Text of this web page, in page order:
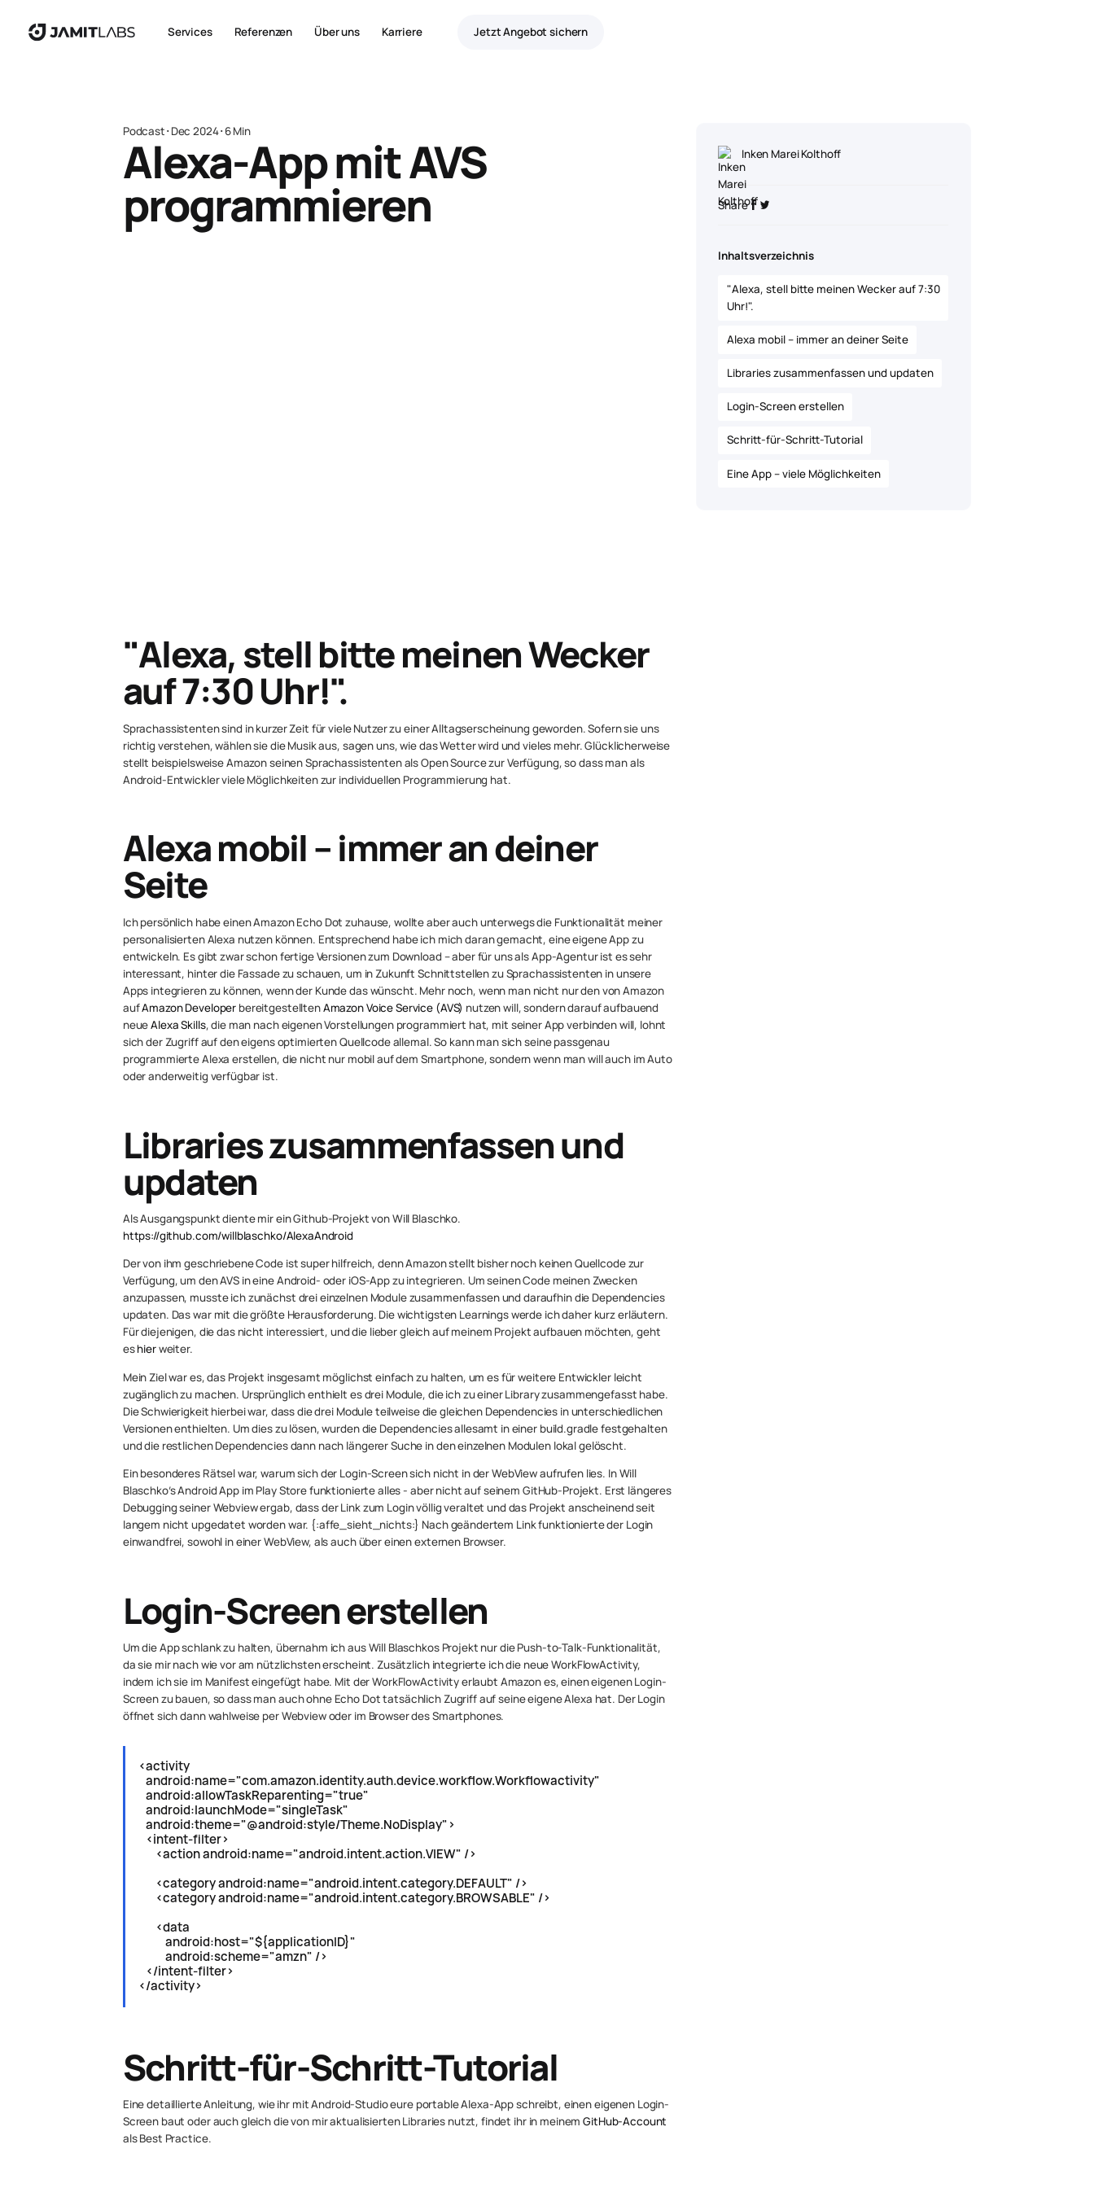
Services Referenzen Über uns Karriere Jetzt Angebot sichern
Podcast･Dec 2024･6 Min
Alexa-App mit AVS
programmieren
"Alexa, stell bitte meinen Wecker
auf 7:30 Uhr!".
Sprachassistenten sind in kurzer Zeit für viele Nutzer zu einer Alltagserscheinung geworden. Sofern sie uns
richtig verstehen, wählen sie die Musik aus, sagen uns, wie das Wetter wird und vieles mehr. Glücklicherweise
stellt beispielsweise Amazon seinen Sprachassistenten als Open Source zur Verfügung, so dass man als
Android-Entwickler viele Möglichkeiten zur individuellen Programmierung hat.
Alexa mobil – immer an deiner
Seite
Ich persönlich habe einen Amazon Echo Dot zuhause, wollte aber auch unterwegs die Funktionalität meiner
personalisierten Alexa nutzen können. Entsprechend habe ich mich daran gemacht, eine eigene App zu
entwickeln. Es gibt zwar schon fertige Versionen zum Download – aber für uns als App-Agentur ist es sehr
interessant, hinter die Fassade zu schauen, um in Zukunft Schnittstellen zu Sprachassistenten in unsere
Apps integrieren zu können, wenn der Kunde das wünscht. Mehr noch, wenn man nicht nur den von Amazon
aufAmazon Developer bereitgestelltenAmazon Voice Service (AVS) nutzen will, sondern darauf aufbauend
neueAlexa Skills, die man nach eigenen Vorstellungen programmiert hat, mit seiner App verbinden will, lohnt
sich der Zugriff auf den eigens optimierten Quellcode allemal. So kann man sich seine passgenau
programmierte Alexa erstellen, die nicht nur mobil auf dem Smartphone, sondern wenn man will auch im Auto
oder anderweitig verfügbar ist.
Libraries zusammenfassen und
updaten
Als Ausgangspunkt diente mir ein Github-Projekt von Will Blaschko.
https://github.com/willblaschko/AlexaAndroid
Der von ihm geschriebene Code ist super hilfreich, denn Amazon stellt bisher noch keinen Quellcode zur
Verfügung, um den AVS in eine Android- oder iOS-App zu integrieren. Um seinen Code meinen Zwecken
anzupassen, musste ich zunächst drei einzelnen Module zusammenfassen und daraufhin die Dependencies
updaten. Das war mit die größte Herausforderung. Die wichtigsten Learnings werde ich daher kurz erläutern.
Für diejenigen, die das nicht interessiert, und die lieber gleich auf meinem Projekt aufbauen möchten, geht
eshierweiter.
Mein Ziel war es, das Projekt insgesamt möglichst einfach zu halten, um es für weitere Entwickler leicht
zugänglich zu machen. Ursprünglich enthielt es drei Module, die ich zu einer Library zusammengefasst habe.
Die Schwierigkeit hierbei war, dass die drei Module teilweise die gleichen Dependencies in unterschiedlichen
Versionen enthielten. Um dies zu lösen, wurden die Dependencies allesamt in einer build.gradle festgehalten
und die restlichen Dependencies dann nach längerer Suche in den einzelnen Modulen lokal gelöscht.
Ein besonderes Rätsel war, warum sich der Login-Screen sich nicht in der WebView aufrufen lies. In Will
Blaschko’s Android App im Play Store funktionierte alles - aber nicht auf seinem GitHub-Projekt. Erst längeres
Debugging seiner Webview ergab, dass der Link zum Login völlig veraltet und das Projekt anscheinend seit
langem nicht upgedatet worden war. {:affe_sieht_nichts:} Nach geändertem Link funktionierte der Login
einwandfrei, sowohl in einer WebView, als auch über einen externen Browser.
Login-Screen erstellen
Um die App schlank zu halten, übernahm ich aus Will Blaschkos Projekt nur die Push-to-Talk-Funktionalität,
da sie mir nach wie voram nützlichstenerscheint. Zusätzlich integrierte ich die neue WorkFlowActivity,
indem ich sie im Manifest eingefügt habe. Mit der WorkFlowActivity erlaubt Amazon es, einen eigenen Login-
Screen zu bauen, so dass man auch ohne Echo Dot tatsächlich Zugriff auf seine eigene Alexa hat. Der Login
öffnet sich dann wahlweise per Webview oder im Browser des Smartphones.
<activity
android:name="com.amazon.identity.auth.device.workflow.Workflowactivity"
android:allowTaskReparenting="true"
android:launchMode="singleTask"
android:theme="@android:style/Theme.NoDisplay">
<intent-filter>
<action android:name="android.intent.action.VIEW" />
<category android:name="android.intent.category.DEFAULT" />
<category android:name="android.intent.category.BROWSABLE" />
<data
android:host="${applicationID}"
android:scheme="amzn" />
</intent-filter>
</activity>
Schritt-für-Schritt-Tutorial
Eine detaillierte Anleitung, wie ihr mit Android-Studio eure portable Alexa-App schreibt, einen eigenen Login-
Screen baut oder auch gleich die von mir aktualisierten Libraries nutzt, findet ihr in meinemGitHub-Account
als Best Practice.
Inken Marei Kolthoff
Share
Inhaltsverzeichnis
"Alexa, stell bitte meinen Wecker auf 7:30
Uhr!".
Alexa mobil – immer an deiner Seite
Libraries zusammenfassen und updaten
Login-Screen erstellen
Schritt-für-Schritt-Tutorial
Eine App – viele Möglichkeiten